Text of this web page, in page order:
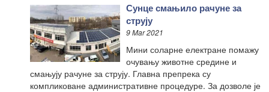
Сунце смањило рачуне за
струју
9 Mar 2021
Мини соларне електране помажу
очувању животне средине и
смањују рачуне за струју. Главна препрека су
компликоване административне процедуре. За дозволе је